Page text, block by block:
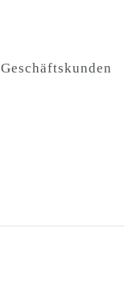
Geschäftskunden